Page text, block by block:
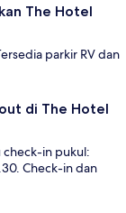
The Hotel
parkir RV dan
di The Hotel
check-in pukul:
Check-in dan